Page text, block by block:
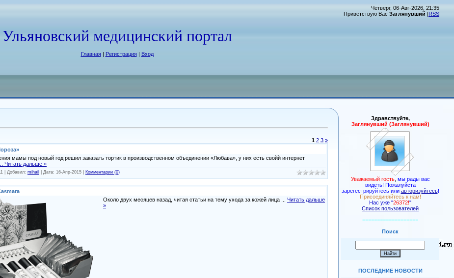
Ульяновский медицинский портал
Главная| Регистрация| Вход
Четверг, 06-Авг-2026, 21:35
Приветствую Вас Заглянувший |RSS
1 2 3 »
мамы под новый год решил заказать тортик в производственном объединении «Любава», у них есть свойй интернет
Читать дальше »
| Добавил: mihail | Дата: 16-Апр-2015 Комментарии (0)
Около двух месяцев назад, читая статьи на тему ухода за кожей лица
Читать дальше
»
Здравствуйте,
Заглянувший (Заглянувший)
Уважаемый гость, мы рады вас
видеть! Пожалуйста
зарегестрируйтесь или авторизуйтесь!
Присоединяйтесь к нам!
Нас уже "26372!"
Список пользователей
===================
Поиск
ПОСЛЕДНИЕ НОВОСТИ